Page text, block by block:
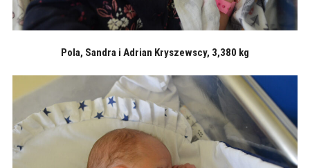
Pola, Sandra i Adrian Kryszewscy, 3,380 kg